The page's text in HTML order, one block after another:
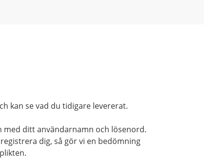
kan se vad du tidigare levererat.
med ditt användarnamn och lösenord.
dig, så gör vi en bedömning